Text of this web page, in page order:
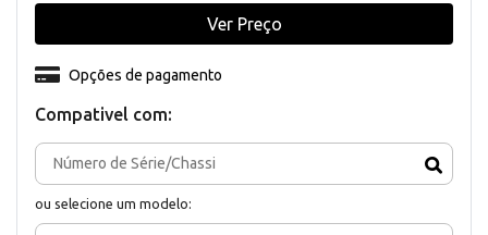
Compativel com:
ou selecione um modelo:
Opções de pagamento
Ver Preço